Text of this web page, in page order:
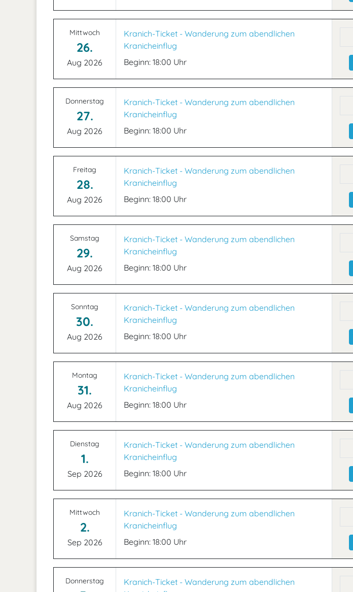
Mittwoch
26.
Aug 2026
Kranich-Ticket - Wanderung zum abendlichen
Kranicheinflug
Beginn: 18:00 Uhr
Donnerstag
27.
Aug 2026
Kranich-Ticket - Wanderung zum abendlichen
Kranicheinflug
Beginn: 18:00 Uhr
Freitag
28.
Aug 2026
Kranich-Ticket - Wanderung zum abendlichen
Kranicheinflug
Beginn: 18:00 Uhr
Samstag
29.
Aug 2026
Kranich-Ticket - Wanderung zum abendlichen
Kranicheinflug
Beginn: 18:00 Uhr
Sonntag
30.
Aug 2026
Kranich-Ticket - Wanderung zum abendlichen
Kranicheinflug
Beginn: 18:00 Uhr
Montag
31.
Aug 2026
Kranich-Ticket - Wanderung zum abendlichen
Kranicheinflug
Beginn: 18:00 Uhr
Dienstag
1.
Sep 2026
Kranich-Ticket - Wanderung zum abendlichen
Kranicheinflug
Beginn: 18:00 Uhr
Mittwoch
2.
Sep 2026
Kranich-Ticket - Wanderung zum abendlichen
Kranicheinflug
Beginn: 18:00 Uhr
Donnerstag
Kranich-Ticket - Wanderung zum abendlichen